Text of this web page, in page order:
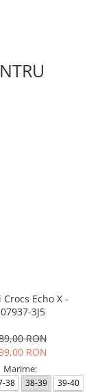
Crocs Echo X -
3J5
RON
RON
Marime:
38 38-39
39-40